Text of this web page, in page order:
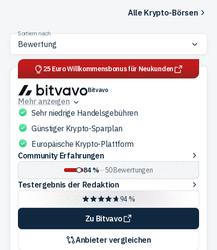
Alle Krypto-Börsen
25 Euro Willkommensbonus für Neukunden
Bitvavo
Mehr anzeigen
Sehr niedrige Handelsgebühren
Günstiger Krypto-Sparplan
Europäische Krypto-Plattform
Community
Erfahrungen
Community Erfahrungen
84 %—50Bewertungen
Testergebnis
der
Redaktion
Testergebnis der Redaktion
94 %
Anbieter vergleichen
Zu Bitvavo
Sortiern nach